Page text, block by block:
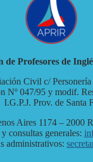
de Profesores de
Civil c/ Personería
Nº 047/95 y modif.
I.G.P.J. Prov. de Santa
Aires 1174 – 2000
consultas generales:
administrativos: